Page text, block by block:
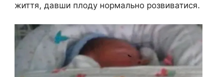
життя, давши плоду нормально розвиватися.